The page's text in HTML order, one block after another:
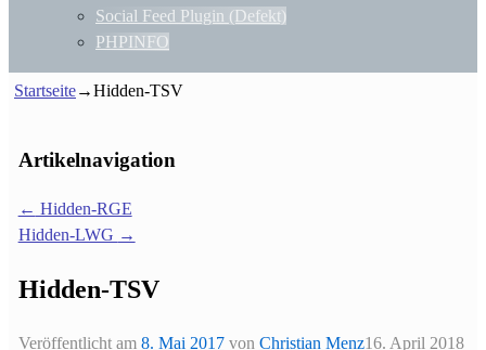
Social Feed Plugin (Defekt)
PHPINFO
Startseite→Hidden-TSV
Artikelnavigation
← Hidden-RGE
Hidden-LWG →
Hidden-TSV
Veröffentlicht am 8. Mai 2017 von Christian Menz16. April 2018